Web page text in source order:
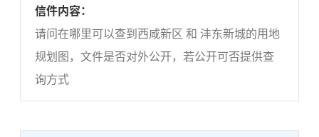
信件内容：
请问在哪里可以查到西咸新区 和 沣东新城的用地
规划图，文件是否对外公开，若公开可否提供查
询方式